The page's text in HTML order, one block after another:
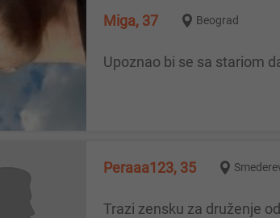
Miga, 37 Beograd
upoznao bi se sa stariom
Peraaa123, 35
Trazi zensku za druženje